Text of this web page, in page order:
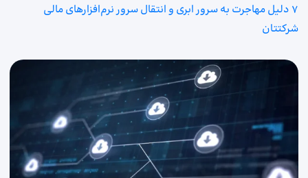
7 دلیل مهاجرت به سرور ابری و انتقال سرور نرم‌افزارهای مالی
شرکتتان